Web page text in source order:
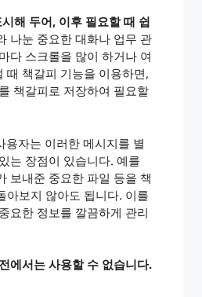
해 두어, 이후 필요할 때 쉽
나눈 중요한 대화나 업무 관
다 스크롤을 많이 하거나 여
때 책갈피 기능을 이용하면,
책갈피로 저장하여 필요할
용자는 이러한 메시지를 별
는 장점이 있습니다. 예를
보내준 중요한 파일 등을 책
아보지 않아도 됩니다. 이를
요한 정보를 깔끔하게 관리
에서는 사용할 수 없습니다.